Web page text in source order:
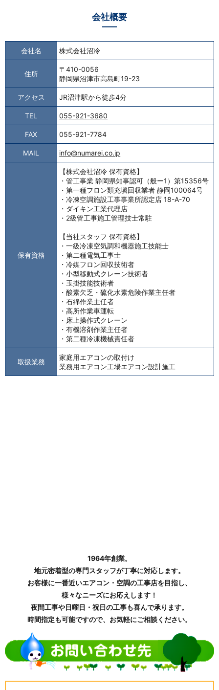
会社概要
会社名 株式会社沼冷
住所
〒410-0056
静岡県沼津市高島町19-23
アクセス JR沼津駅から徒歩4分
TEL 055-921-3680
FAX 055-921-7784
MAIL info@numarei.co.jp
保有資格
【株式会社沼冷 保有資格】
・管工事業 静岡県知事認可（般ー1）第15356号
・第一種フロン類充塡回収業者 静岡100064号
・冷凍空調施設工事事業所認定店 18-A-70
・ダイキン工業代理店
・2級管工事施工管理技士常駐
【当社スタッフ 保有資格】
・一級冷凍空気調和機器施工技能士
・第二種電気工事士
・冷媒フロン回収技術者
・小型移動式クレーン技術者
・玉掛技能技術者
・酸素欠乏・硫化水素危険作業主任者
・石綿作業主任者
・高所作業車運転
・床上操作式クレーン
・有機溶剤作業主任者
・第二種冷凍機械責任者
取扱業務
家庭用エアコンの取付け
業務用エアコン工場エアコン設計施工
1964年創業。
地元密着型の専門スタッフが丁寧に対応します。
お客様に一番近いエアコン・空調の工事店を目指し、
様々なニーズにお応えします！
夜間工事や日曜日・祝日の工事も喜んで承ります。
時間指定も可能ですので、お気軽にご相談ください。